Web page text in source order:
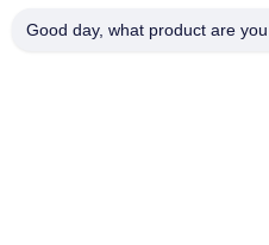
Treten Sie Mit Uns In
Good day, what product are